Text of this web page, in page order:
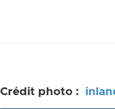
Crédit photo :